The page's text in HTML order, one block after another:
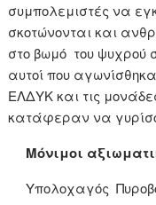
συμπολεμιστές να
σκοτώνονται και
στο βωμό του ψυχρού
αυτοί που
ΕΛΔΥΚ και τις
κατάφεραν να
Μόνιμοι
Υπολοχαγός